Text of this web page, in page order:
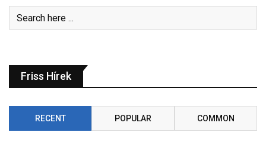
Friss Hírek
RECENT POPULAR COMMON